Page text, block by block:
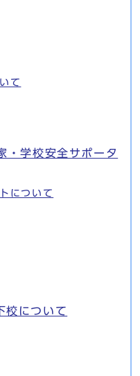
て
・学校安全サポータ
について
校について